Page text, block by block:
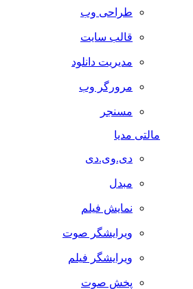
طراحی وب
قالب سایت
مدیریت دانلود
مرورگر وب
مسنجر
مالتی مدیا
دی.وی.دی
مبدل
نمایش فیلم
ویرایشگر صوت
ویرایشگر فیلم
پخش صوت